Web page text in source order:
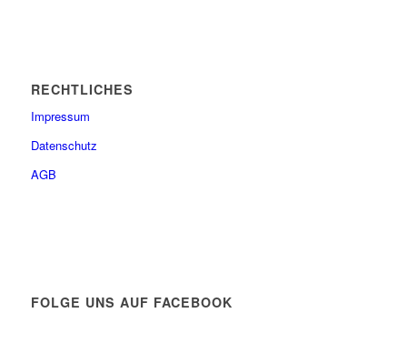
RECHTLICHES
Impressum
Datenschutz
AGB
FOLGE UNS AUF FACEBOOK